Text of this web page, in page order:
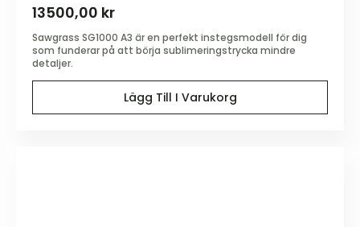
13500,00 kr
Sawgrass SG1000 A3 är en perfekt instegsmodell för dig
som funderar på att börja sublimeringstrycka mindre
detaljer.
Lägg Till I Varukorg